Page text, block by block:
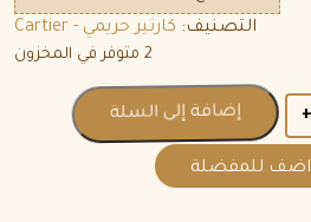
التصنيف: كارتير حريمي - Cartier
إضافة إلى السلة
اضف للمفضلة